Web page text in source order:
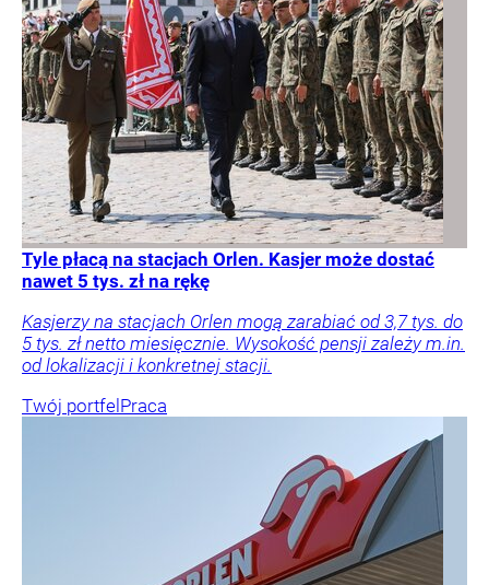
Tyle płacą na stacjach Orlen. Kasjer może dostać
nawet 5 tys. zł na rękę
Kasjerzy na stacjach Orlen mogą zarabiać od 3,7 tys. do
5 tys. zł netto miesięcznie. Wysokość pensji zależy m.in.
od lokalizacji i konkretnej stacji.
Twój portfelPraca